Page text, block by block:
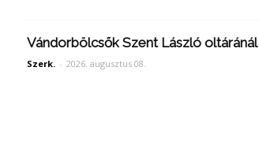
Vándorbölcsők Szent László oltáránál
Szerk. - 2026. augusztus 08.